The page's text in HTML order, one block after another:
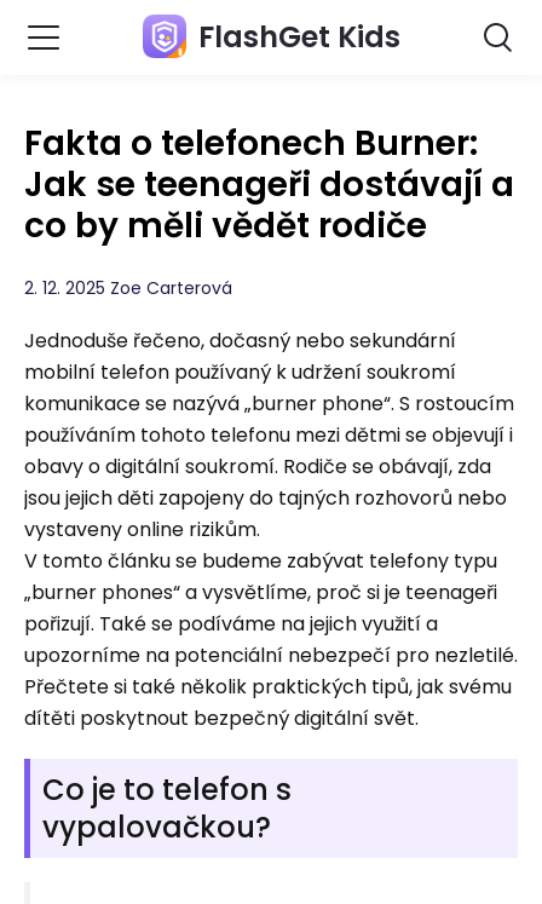
FlashGet Kids
Fakta o telefonech Burner:
Jak se teenageři dostávají a
co by měli vědět rodiče
2. 12. 2025 Zoe Carterová
Jednoduše řečeno, dočasný nebo sekundární
mobilní telefon používaný k udržení soukromí
komunikace se nazývá „burner phone“. S rostoucím
používáním tohoto telefonu mezi dětmi se objevují i ​​
obavy o digitální soukromí. Rodiče se obávají, zda
jsou jejich děti zapojeny do tajných rozhovorů nebo
vystaveny online rizikům.
V tomto článku se budeme zabývat telefony typu
„burner phones“ a vysvětlíme, proč si je teenageři
pořizují. Také se podíváme na jejich využití a
upozorníme na potenciální nebezpečí pro nezletilé.
Přečtete si také několik praktických tipů, jak svému
dítěti poskytnout bezpečný digitální svět.
Co je to telefon s
vypalovačkou?